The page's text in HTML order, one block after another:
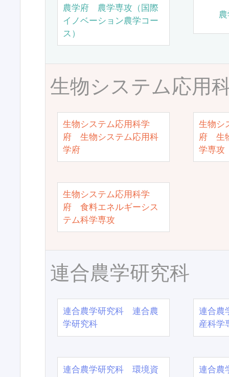
農学府 農学専攻（国際
イノベーション農学コー
ス）
生物システム応用
生物システム応用科学
府 生物システム応用科
学府
生物シ
府 生
学専攻
生物システム応用科学
府 食料エネルギーシス
テム科学専攻
連合農学研究科
連合農学研究科 連合農
学研究科
連合農
産科学
連合農学研究科 環境資
連合農